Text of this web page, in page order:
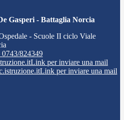
Gasperi - Battaglia Norcia
- Scuole II ciclo Viale
824349
Link per inviare una mail
Link per inviare una mail